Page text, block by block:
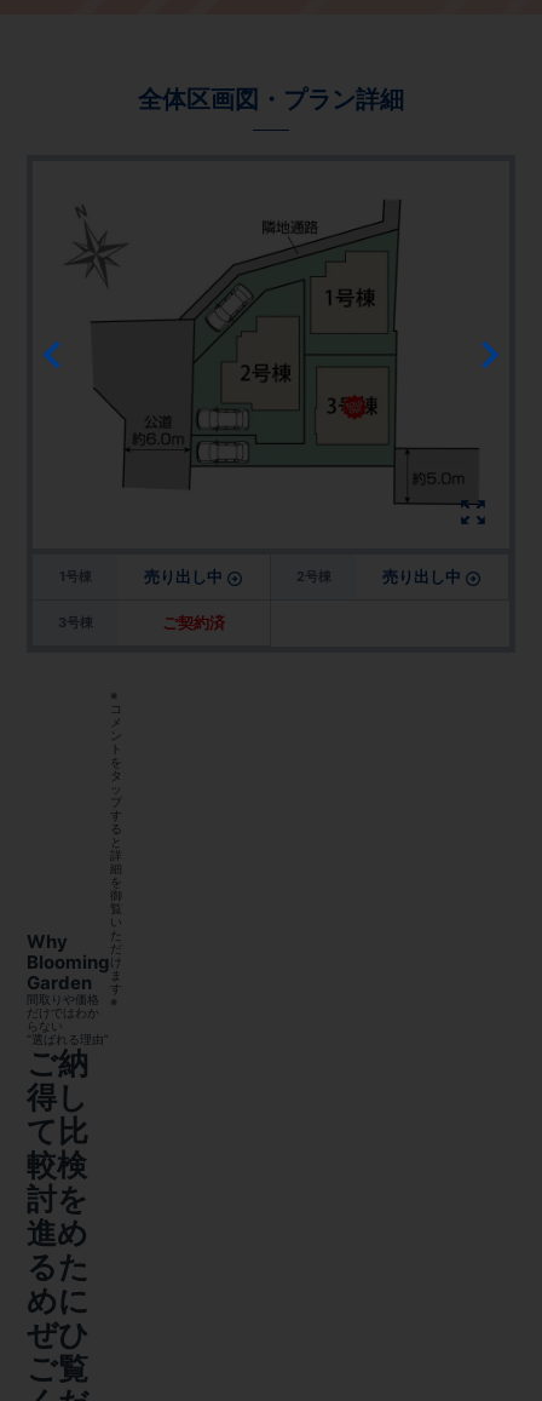
全体区画図・プラン詳細
1号棟 売り出し中 2号棟 売り出し中
3号棟 ご契約済
Why
Blooming
Garden
間取りや価格
だけではわか
らない
“選ばれる理由”
ご納
得し
て比
較検
討を
進め
るた
めに
ぜひ
ご覧
※
コ
メ
ン
ト
を
タ
ッ
プ
す
る
と
詳
細
を
御
覧
い
た
だ
け
ま
す
※